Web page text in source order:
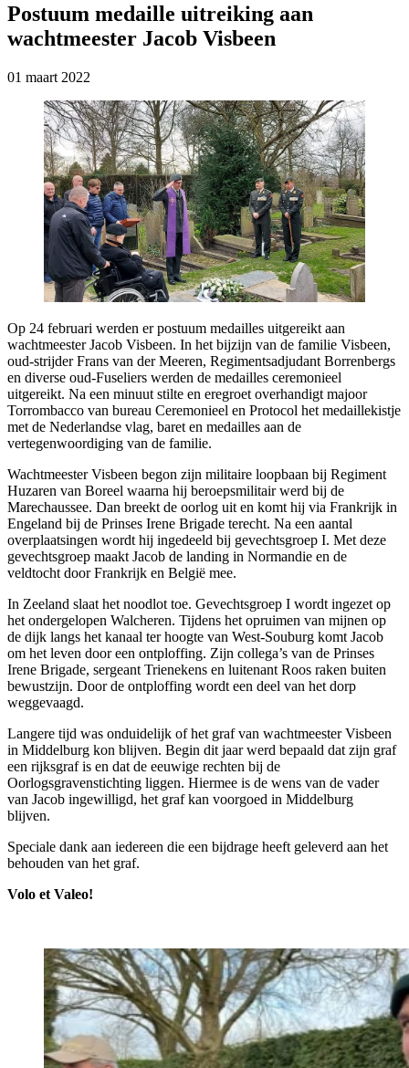
Postuum medaille uitreiking aan
wachtmeester Jacob Visbeen
01 maart 2022
Op 24 februari werden er postuum medailles uitgereikt aan
wachtmeester Jacob Visbeen. In het bijzijn van de familie Visbeen,
oud-strijder Frans van der Meeren, Regimentsadjudant Borrenbergs
en diverse oud-Fuseliers werden de medailles ceremonieel
uitgereikt. Na een minuut stilte en eregroet overhandigt majoor
Torrombacco van bureau Ceremonieel en Protocol het medaillekistje
met de Nederlandse vlag, baret en medailles aan de
vertegenwoordiging van de familie.
Wachtmeester Visbeen begon zijn militaire loopbaan bij Regiment
Huzaren van Boreel waarna hij beroepsmilitair werd bij de
Marechaussee. Dan breekt de oorlog uit en komt hij via Frankrijk in
Engeland bij de Prinses Irene Brigade terecht. Na een aantal
overplaatsingen wordt hij ingedeeld bij gevechtsgroep I. Met deze
gevechtsgroep maakt Jacob de landing in Normandie en de
veldtocht door Frankrijk en België mee.
In Zeeland slaat het noodlot toe. Gevechtsgroep I wordt ingezet op
het ondergelopen Walcheren. Tijdens het opruimen van mijnen op
de dijk langs het kanaal ter hoogte van West-Souburg komt Jacob
om het leven door een ontploffing. Zijn collega’s van de Prinses
Irene Brigade, sergeant Trienekens en luitenant Roos raken buiten
bewustzijn. Door de ontploffing wordt een deel van het dorp
weggevaagd.
Langere tijd was onduidelijk of het graf van wachtmeester Visbeen
in Middelburg kon blijven. Begin dit jaar werd bepaald dat zijn graf
een rijksgraf is en dat de eeuwige rechten bij de
Oorlogsgravenstichting liggen. Hiermee is de wens van de vader
van Jacob ingewilligd, het graf kan voorgoed in Middelburg
blijven.
Speciale dank aan iedereen die een bijdrage heeft geleverd aan het
behouden van het graf.
Volo et Valeo!